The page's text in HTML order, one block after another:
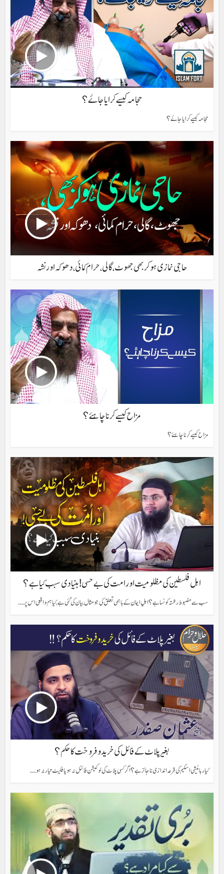
حجامہ کیسے کرایا جائے؟
حجامہ کیسے کرایا جائے؟
حاجی نمازی ہو کر بھی جھوٹ، گالی، حرام کمائی، دھوکہ اور نشہ
مزاح کیسے کرنا چاہئے؟
مزاح کیسے کرنا چاہئے؟
اہل فلسطین کی مظلومیت اور امت کی بےحسی! بنیادی سبب کیا ہے؟
سب سے مضبوط رشتہ کونسا ہے؟ اہلِِ ایمان کے باہمی تعلق کی جو مثال بیان کی گئی ہے، کیا ہم واقعی اس پر...
بغیر پلاٹ کے فائل کی خرید و فروخت کا حکم؟
کیا رہائیشی اسکیم کی قرعہ اندازی ناجائز ہے؟ اگر کسی پلاٹ کی لوکیشن فائنل نہ ہو یا فلیٹ تیار نہ ہو...